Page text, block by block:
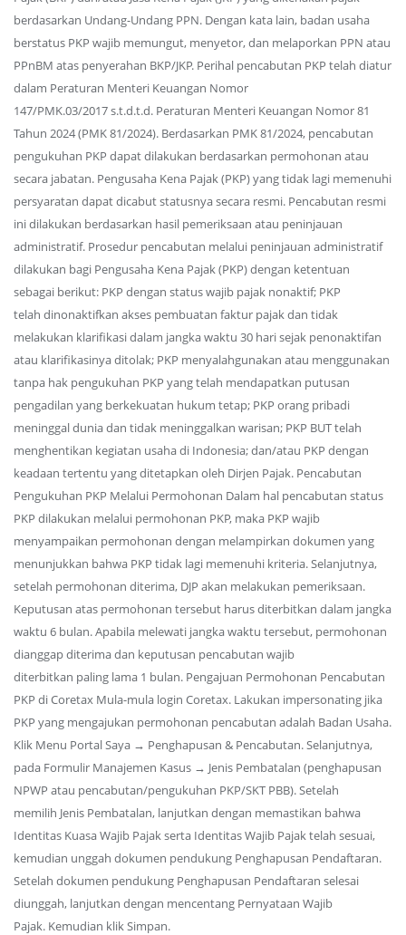
berdasarkan Undang-Undang PPN. Dengan kata lain, badan usaha
berstatus PKP wajib memungut, menyetor, dan melaporkan PPN atau
PPnBM atas penyerahan BKP/JKP. Perihal pencabutan PKP telah diatur
dalam Peraturan Menteri Keuangan Nomor
147/PMK.03/2017 s.t.d.t.d. Peraturan Menteri Keuangan Nomor 81
Tahun 2024 (PMK 81/2024). Berdasarkan PMK 81/2024, pencabutan
pengukuhan PKP dapat dilakukan berdasarkan permohonan atau
secara jabatan. Pengusaha Kena Pajak (PKP) yang tidak lagi memenuhi
persyaratan dapat dicabut statusnya secara resmi. Pencabutan resmi
ini dilakukan berdasarkan hasil pemeriksaan atau peninjauan
administratif. Prosedur pencabutan melalui peninjauan administratif
dilakukan bagi Pengusaha Kena Pajak (PKP) dengan ketentuan
sebagai berikut: PKP dengan status wajib pajak nonaktif; PKP
telah dinonaktifkan akses pembuatan faktur pajak dan tidak
melakukan klarifikasi dalam jangka waktu 30 hari sejak penonaktifan
atau klarifikasinya ditolak; PKP menyalahgunakan atau menggunakan
tanpa hak pengukuhan PKP yang telah mendapatkan putusan
pengadilan yang berkekuatan hukum tetap; PKP orang pribadi
meninggal dunia dan tidak meninggalkan warisan; PKP BUT telah
menghentikan kegiatan usaha di Indonesia; dan/atau PKP dengan
keadaan tertentu yang ditetapkan oleh Dirjen Pajak. Pencabutan
Pengukuhan PKP Melalui Permohonan Dalam hal pencabutan status
PKP dilakukan melalui permohonan PKP, maka PKP wajib
menyampaikan permohonan dengan melampirkan dokumen yang
menunjukkan bahwa PKP tidak lagi memenuhi kriteria. Selanjutnya,
setelah permohonan diterima, DJP akan melakukan pemeriksaan.
Keputusan atas permohonan tersebut harus diterbitkan dalam jangka
waktu 6 bulan. Apabila melewati jangka waktu tersebut, permohonan
dianggap diterima dan keputusan pencabutan wajib
diterbitkan paling lama 1 bulan. Pengajuan Permohonan Pencabutan
PKP di Coretax Mula-mula login Coretax. Lakukan impersonating jika
PKP yang mengajukan permohonan pencabutan adalah Badan Usaha.
Klik Menu Portal Saya → Penghapusan & Pencabutan. Selanjutnya,
pada Formulir Manajemen Kasus → Jenis Pembatalan (penghapusan
NPWP atau pencabutan/pengukuhan PKP/SKT PBB). Setelah
memilih Jenis Pembatalan, lanjutkan dengan memastikan bahwa
Identitas Kuasa Wajib Pajak serta Identitas Wajib Pajak telah sesuai,
kemudian unggah dokumen pendukung Penghapusan Pendaftaran.
Setelah dokumen pendukung Penghapusan Pendaftaran selesai
diunggah, lanjutkan dengan mencentang Pernyataan Wajib
Pajak. Kemudian klik Simpan.